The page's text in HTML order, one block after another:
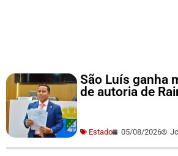
São Luís ganha
de autoria de
Estado 05/08/2026